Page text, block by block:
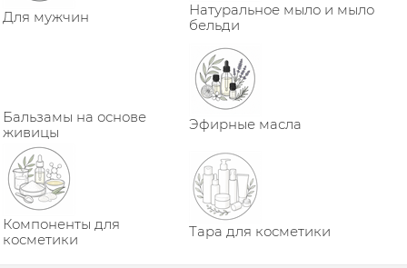
Для мужчин
Натуральное мыло и мыло
бельди
Бальзамы на основе
живицы
Эфирные масла
Компоненты для
косметики
Тара для косметики